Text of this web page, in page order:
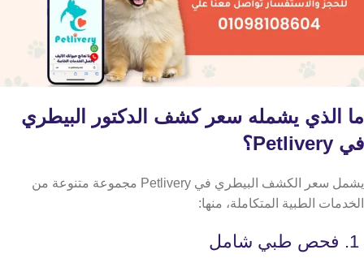
ما الذي يشمله سعر كشف الدكتور البيطري
في Petlivery؟
يشمل سعر الكشف البيطري في Petlivery مجموعة متنوعة من
الخدمات الطبية المتكاملة، منها: